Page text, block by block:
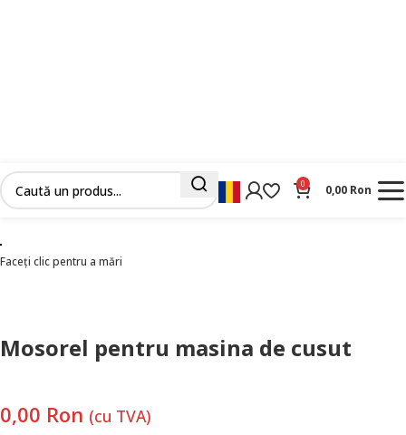
0 0,00 Ron
Prima pagină Sponuri / Mosorele Mosorel pentru masina de cusut
Faceți clic pentru a mări
Mosorel pentru masina de cusut
0,00 Ron (cu TVA)